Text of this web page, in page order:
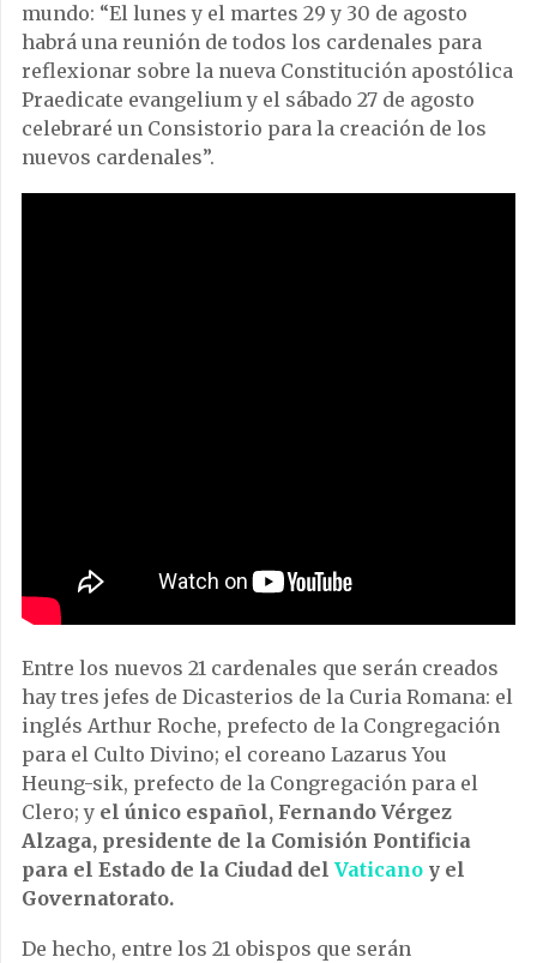
mundo: “El lunes y el martes 29 y 30 de agosto
habrá una reunión de todos los cardenales para
reflexionar sobre la nueva Constitución apostólica
Praedicate evangelium y el sábado 27 de agosto
celebraré un Consistorio para la creación de los
nuevos cardenales”.
Entre los nuevos 21 cardenales que serán creados
hay tres jefes de Dicasterios de la Curia Romana: el
inglés Arthur Roche, prefecto de la Congregación
para el Culto Divino; el coreano Lazarus You
Heung-sik, prefecto de la Congregación para el
Clero; y el único español, Fernando Vérgez
Alzaga, presidente de la Comisión Pontificia
para el Estado de la Ciudad del Vaticano y el
Governatorato.
De hecho, entre los 21 obispos que serán